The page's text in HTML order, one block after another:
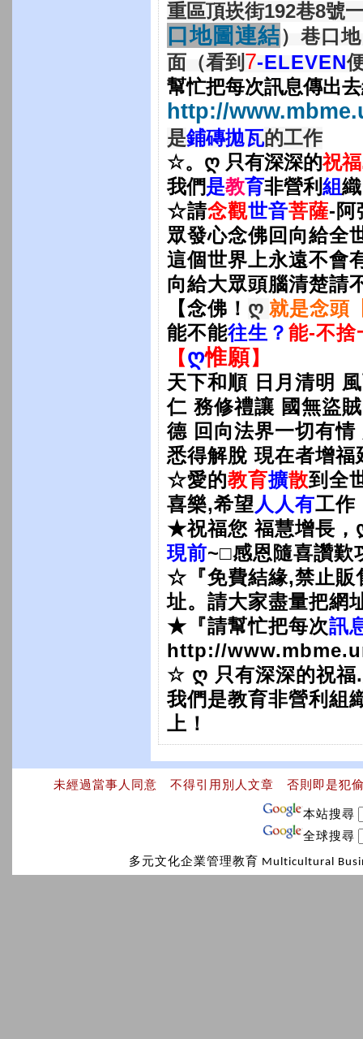
重區頂崁街192巷8號
口地圖連結）巷口
面（看到 7-ELEVEN
幫忙把每次訊息傳出
http://
是鋪磚拋瓦的工作
☆。ღ 只有深深的祝
我們是教育非營利組
☆請念觀世音菩薩-阿
眾發心念佛回向給全
這個世界上永遠不會
向給大眾頭腦清楚請
【念佛！ ღ 就是念頭
能不能往生？ 能-不捨
【ღ惟願】
天下和順 日月清明
仁 務修禮讓 國無盜
德 回向法界一切有
悉得解脫 現在者增
☆愛的教育擴散到全
喜樂,希望 人人有工作
★祝福您 福慧增長，
現前~□感恩隨喜讚歎
☆『免費結緣,禁止販
址。請大家盡量把網
★『請幫忙把每次訊
http://
☆ ღ 只有深深的祝福
我們是教育非營利組
上！
未經過當事人同意 不得引用別人文章 否則即是犯
本站搜尋
全球搜尋
多元文化企業管理教育 Multicultural